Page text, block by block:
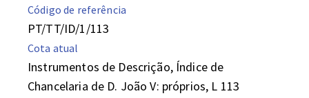
Código de referência
PT/TT/ID/1/113
Cota atual
Instrumentos de Descrição, Índice de
Chancelaria de D. João V: próprios, L 113